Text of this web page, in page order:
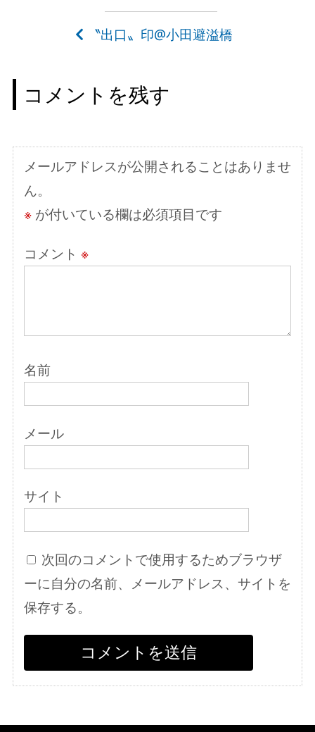
ビ
ゲ
シ
ョ
ン
〝出口〟印@小田避溢橋
コメントを残す
メールアドレスが公開されることはありませ
ん。
※が付いている欄は必須項目です
コメント ※
名前
メール
サイト
次回のコメントで使用するためブラウザ
ーに自分の名前、メールアドレス、サイトを
保存する。